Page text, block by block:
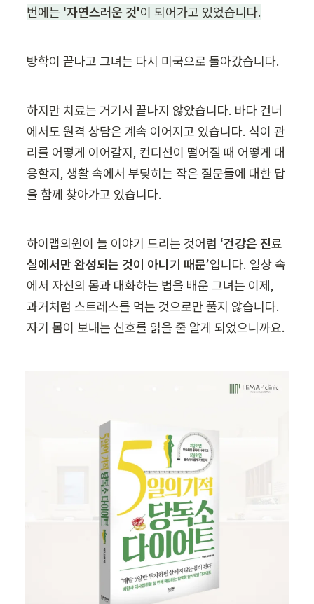
번에는 '자연스러운 것'이 되어가고 있었습니다.
방학이 끝나고 그녀는 다시 미국으로 돌아갔습니다.
하지만 치료는 거기서 끝나지 않았습니다. 바다 건너
에서도 원격 상담은 계속 이어지고 있습니다. 식이 관
리를 어떻게 이어갈지, 컨디션이 떨어질 때 어떻게 대
응할지, 생활 속에서 부딪히는 작은 질문들에 대한 답
을 함께 찾아가고 있습니다.
하이맵의원이 늘 이야기 드리는 것어럼 ‘건강은 진료
실에서만 완성되는 것이 아니기 때문’입니다. 일상 속
에서 자신의 몸과 대화하는 법을 배운 그녀는 이제,
과거처럼 스트레스를 먹는 것으로만 풀지 않습니다.
자기 몸이 보내는 신호를 읽을 줄 알게 되었으니까요.